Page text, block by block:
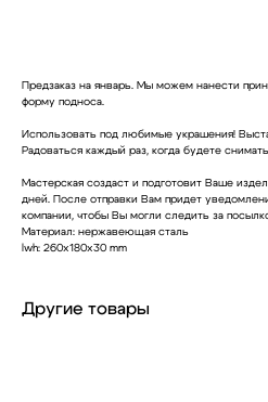
Предзаказ на январь. Мы можем нанести
форму подноса.
Использовать под любимые украшения!
Радоваться каждый раз, когда будете
Мастерская создаст и подготовит Ваше
дней. После отправки Вам придет
компании, чтобы Вы могли следить за
Материал: нержавеющая сталь
lwh: 260x180x30 mm
Другие товары